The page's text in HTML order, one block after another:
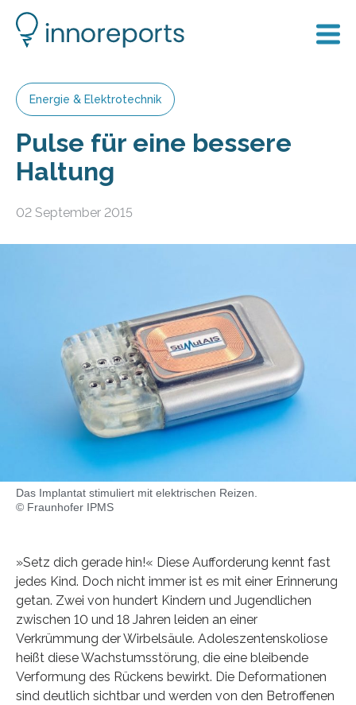
Energie & Elektrotechnik
Pulse für eine bessere
Haltung
02 September 2015
Das Implantat stimuliert mit elektrischen Reizen.
© Fraunhofer IPMS
»Setz dich gerade hin!« Diese Aufforderung kennt fast
jedes Kind. Doch nicht immer ist es mit einer Erinnerung
getan. Zwei von hundert Kindern und Jugendlichen
zwischen 10 und 18 Jahren leiden an einer
Verkrümmung der Wirbelsäule. Adoleszentenskoliose
heißt diese Wachstumsstörung, die eine bleibende
Verformung des Rückens bewirkt. Die Deformationen
sind deutlich sichtbar und werden von den Betroffenen